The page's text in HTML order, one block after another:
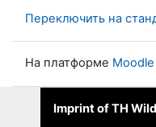
Переключить на
На платформе Moodle
Imprint of TH